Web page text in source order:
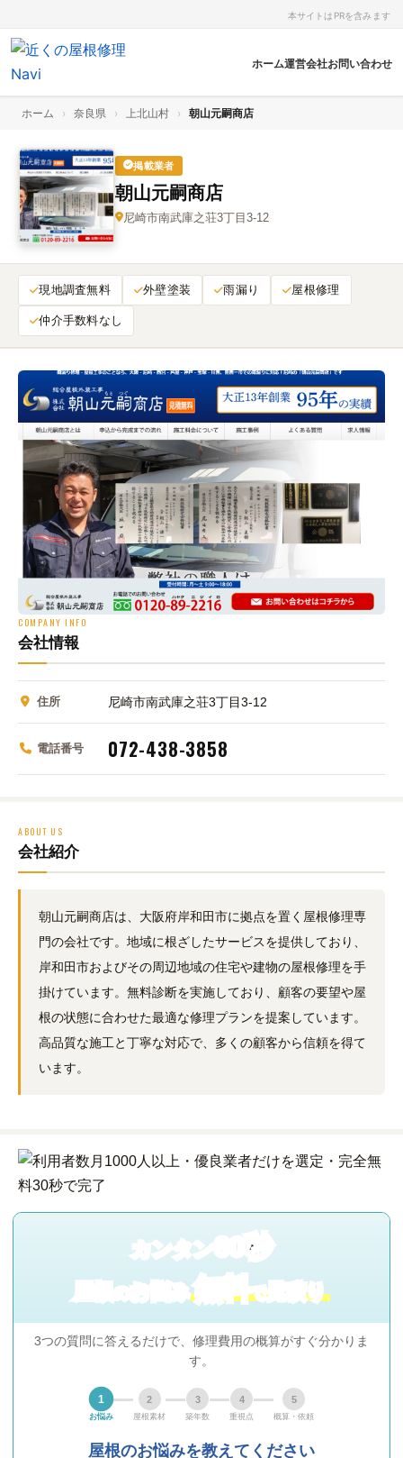
本サイトはPRを含みます
ホーム運営会社お問い合わせ
ホーム › 奈良県 › 上北山村 › 朝山元嗣商店
掲載業者
朝山元嗣商店
尼崎市南武庫之荘3丁目3-12
現地調査無料 外壁塗装 雨漏り 屋根修理
仲介手数料なし
COMPANY INFO
会社情報
住所 尼崎市南武庫之荘3丁目3-12
電話番号 072-438-3858
ABOUT US
会社紹介
朝山元嗣商店は、大阪府岸和田市に拠点を置く屋根修理専
門の会社です。地域に根ざしたサービスを提供しており、
岸和田市およびその周辺地域の住宅や建物の屋根修理を手
掛けています。無料診断を実施しており、顧客の要望や屋
根の状態に合わせた最適な修理プランを提案しています。
高品質な施工と丁寧な対応で、多くの顧客から信頼を得て
います。
カンタン60秒
屋根 の お悩み無料で見積り
3つの質問に答えるだけで、修理費用の概算がすぐ分かりま
す。
1
お悩み
2
屋根素材
3
築年数
4
重視点
5
概算・依頼
屋根のお悩みを教えてください